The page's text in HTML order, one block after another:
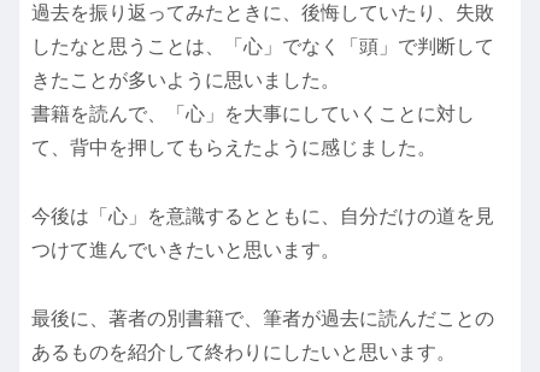
過去を振り返ってみたときに、後悔していたり、失敗
したなと思うことは、「心」でなく「頭」で判断して
きたことが多いように思いました。
書籍を読んで、「心」を大事にしていくことに対し
て、背中を押してもらえたように感じました。
今後は「心」を意識するとともに、自分だけの道を見
つけて進んでいきたいと思います。
最後に、著者の別書籍で、筆者が過去に読んだことの
あるものを紹介して終わりにしたいと思います。